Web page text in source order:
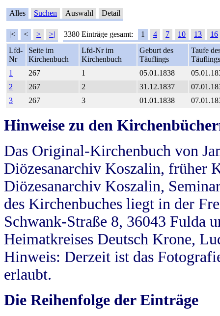
Alles Suchen Auswahl Detail
|< < > >| 3380 Einträge gesamt: 1 4 7 10 13
16
Lfd-
Nr
Seite im
Kirchenbuch
Lfd-Nr im
Kirchenbuch
Geburt des
Täuflings
Taufe
Täuflings
1
267 1 05.01.1838
2
267 2 31.12.1837
3
267 3 01.01.1838
Hinweise zu den
Das Original-Kirchenbuch von
Diözesanarchiv Koszalin, früher
Diözesanarchiv Koszalin,
des Kirchenbuches liegt in der
Schwank-Straße 8, 36043 Fulda
Heimatkreises Deutsch Krone,
Hinweis: Derzeit ist das
erlaubt.
Die Reihenfolge der Einträge